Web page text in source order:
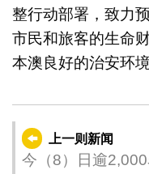
整行动部署，致力
市民和旅客的生命
本澳良好的治安环境
上一则新闻
今（8）日逾2,000名